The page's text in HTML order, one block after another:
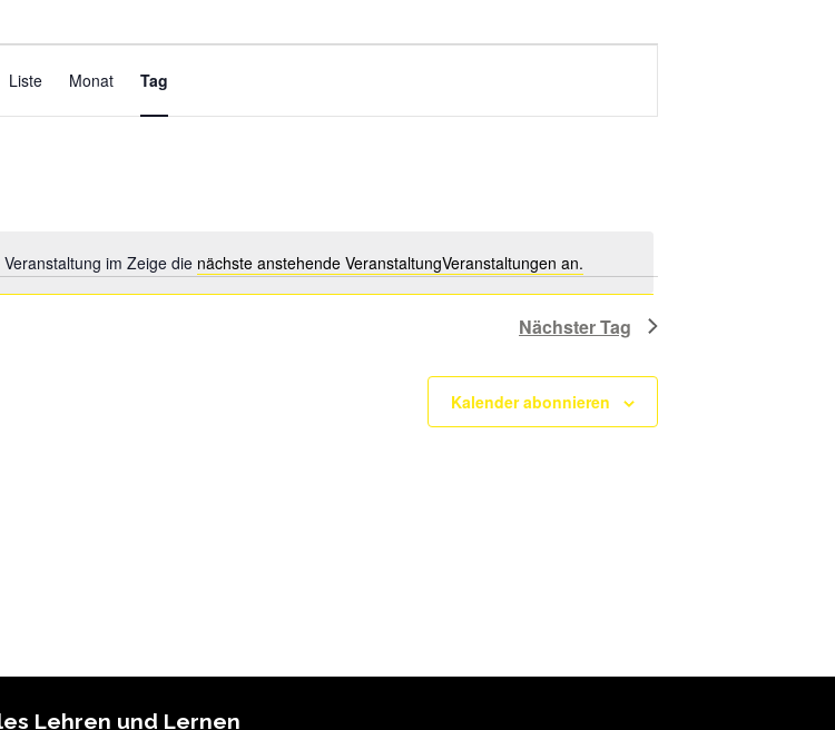
Noticeim Zeige die nächste anstehende VeranstaltungVeranstaltungen an.
Liste Monat Tag
Nächster Tag
Kalender abonnieren
Lehren und Lernen